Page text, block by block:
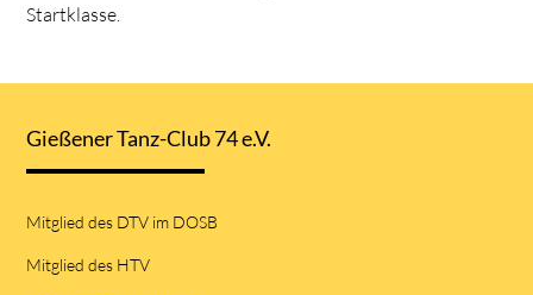
Startklasse.
Gießener Tanz-Club 74 e.V.
Mitglied des DTV im DOSB
Mitglied des HTV